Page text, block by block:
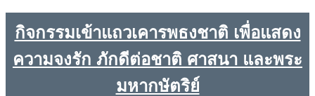
กิจกรรมเข้าแถวเคารพธงชาติ เพื่อแสดง
ความจงรัก ภักดีต่อชาติ ศาสนา และพระ
มหากษัตริย์